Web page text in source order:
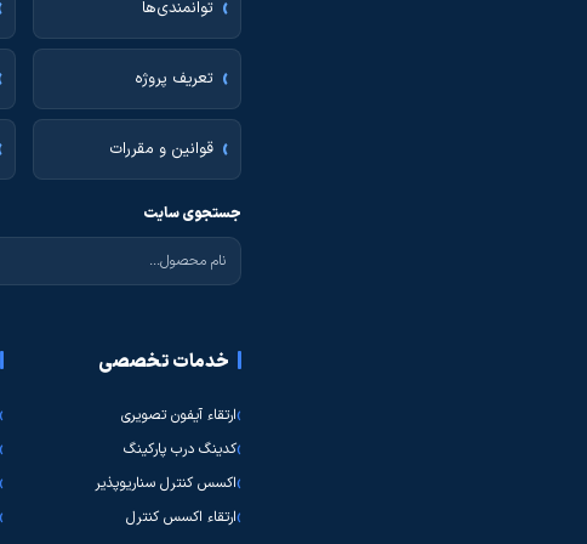
توانمندی‌ها
تعریف پروژه
قوانین و مقررات
جستجوی سایت
خدمات تخصصی
ارتقاء آیفون تصویری
کدینگ درب پارکینگ
اکسس کنترل سناریوپذیر
ارتقاء اکسس کنترل